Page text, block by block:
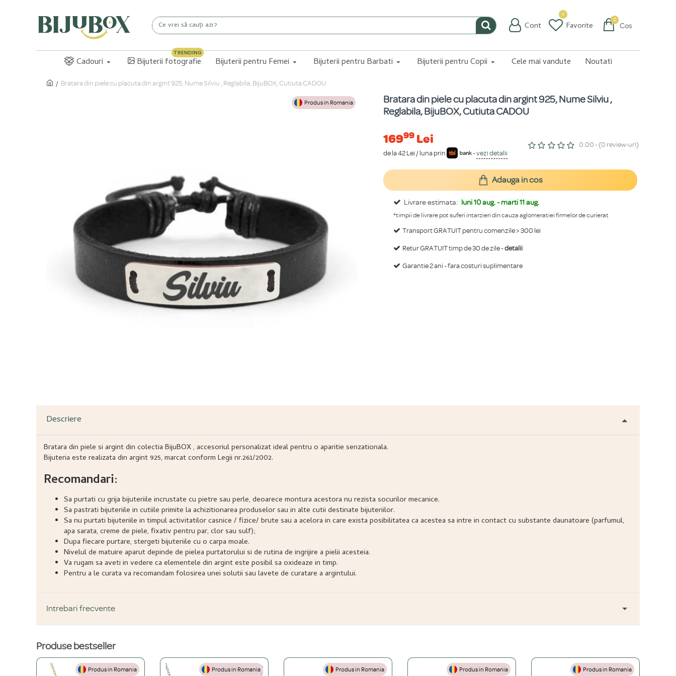
Cont Favorite
0
Coș
0
Cadouri Bijuterii fotografie
TRENDING
Bijuterii pentru Femei Bijuterii pentru Barbati Bijuterii pentru Copii Cele mai vandute Noutati
Bratara din piele cu placuta din argint 925, Nume Silviu , Reglabila, BijuBOX, Cutiuta CADOU
Produs in Romania
Bratara din piele cu placuta din argint 925, Nume Silviu ,
Reglabila, BijuBOX, Cutiuta CADOU
16999 Lei
de la 42 Lei / luna prin -vezi detalii
0.00 - (0 review-uri)
Livrare estimata: luni 10 aug. - marti 11 aug.
*timpii de livrare pot suferi intarzieri din cauza aglomeratiei firmelor de curierat
Transport GRATUIT pentru comenzile > 300 lei
Retur GRATUIT timp de 30 de zile -detalii
Garantie 2 ani - fara costuri suplimentare
Adauga in cos
Descriere
Bratara din piele si argint din colectia BijuBOX , accesoriul personalizat ideal pentru o aparitie senzationala.
Bijuteria este realizata din argint 925, marcat conform Legii nr.261/2002.
Recomandari:
Sa purtati cu grija bijuteriile incrustate cu pietre sau perle, deoarece montura acestora nu rezista socurilor mecanice.
Sa pastrati bijuteriile in cutiile primite la achizitionarea produselor sau in alte cutii destinate bijuteriilor.
Sa nu purtati bijuteriile in timpul activitatilor casnice / fizice/ brute sau a acelora in care exista posibilitatea ca acestea sa intre in contact cu substante daunatoare (parfumul,
apa sarata, creme de piele, fixativ pentru par, clor sau sulf);
Dupa fiecare purtare, stergeti bijuteriile cu o carpa moale.
Nivelul de matuire aparut depinde de pielea purtatorului si de rutina de ingrijire a pielii acesteia.
Va rugam sa aveti in vedere ca elementele din argint este posibil sa oxideaze in timp.
Pentru a le curata va recomandam folosirea unei solutii sau lavete de curatare a argintului.
Intrebari frecvente
DESPRE PRODUS ȘI MATERIALE
Din ce materiale sunt fabricate bijuteriile voastre? +
Produse bestseller
Produs in Romania Produs in Romania Produs in Romania Produs in Romania Produs in Romania